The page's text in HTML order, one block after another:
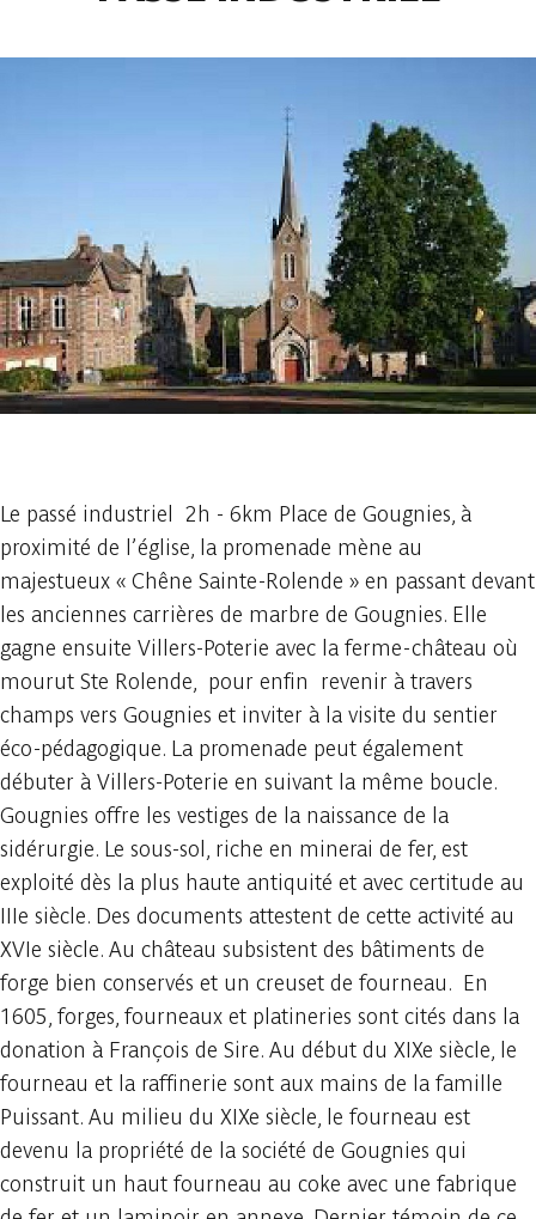
Le passé industriel 2h - 6km Place de Gougnies, à
proximité de l’église, la promenade mène au
majestueux « Chêne Sainte-Rolende » en passant devant
les anciennes carrières de marbre de Gougnies. Elle
gagne ensuite Villers-Poterie avec la ferme-château où
mourut Ste Rolende, pour enfin revenir à travers
champs vers Gougnies et inviter à la visite du sentier
éco-pédagogique. La promenade peut également
débuter à Villers-Poterie en suivant la même boucle.
Gougnies offre les vestiges de la naissance de la
sidérurgie. Le sous-sol, riche en minerai de fer, est
exploité dès la plus haute antiquité et avec certitude au
IIIe siècle. Des documents attestent de cette activité au
XVIe siècle. Au château subsistent des bâtiments de
forge bien conservés et un creuset de fourneau. En
1605, forges, fourneaux et platineries sont cités dans la
donation à François de Sire. Au début du XIXe siècle, le
fourneau et la raffinerie sont aux mains de la famille
Puissant. Au milieu du XIXe siècle, le fourneau est
devenu la propriété de la société de Gougnies qui
construit un haut fourneau au coke avec une fabrique